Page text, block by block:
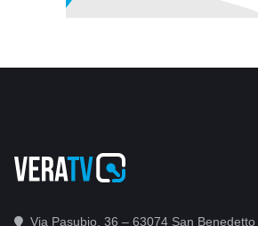
Via Pasubio, 36 – 63074 San